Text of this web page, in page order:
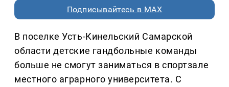
Подписывайтесь в MAX
В поселке Усть-Кинельский Самарской
области детские гандбольные команды
больше не смогут заниматься в спортзале
местного аграрного университета. С